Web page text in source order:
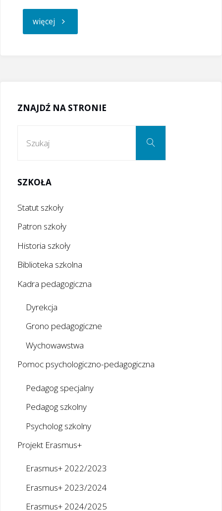
więcej "Portal
Grybów!"
ZNAJDŹ NA STRONIE
Szukaj
SZKOŁA
Statut szkoły
Patron szkoły
Historia szkoły
Biblioteka szkolna
Kadra pedagogiczna
Dyrekcja
Grono pedagogiczne
Wychowawstwa
Pomoc psychologiczno-pedagogiczna
Pedagog specjalny
Pedagog szkolny
Psycholog szkolny
Projekt Erasmus+
Erasmus+ 2022/2023
Erasmus+ 2023/2024
Erasmus+ 2024/2025